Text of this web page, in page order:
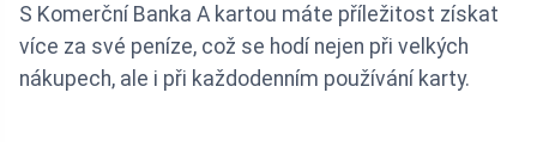
S Komerční Banka A kartou máte příležitost získat
více za své peníze, což se hodí nejen při velkých
nákupech, ale i při každodenním používání karty.